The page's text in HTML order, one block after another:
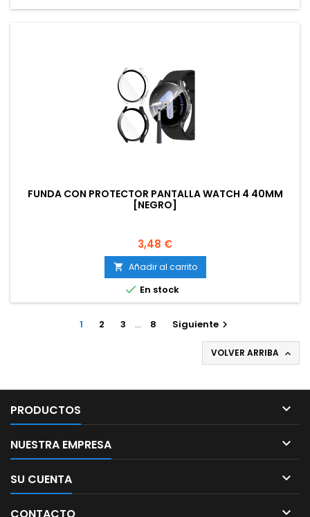
FUNDA CON PROTECTOR PANTALLA WATCH 4 40MM
[NEGRO]
Precio
3,48 €
 Añadir al carrito
 En stock
1 2 3 … 8 Siguiente
VOLVER ARRIBA 
PRODUCTOS 
NUESTRA EMPRESA 
SU CUENTA 
